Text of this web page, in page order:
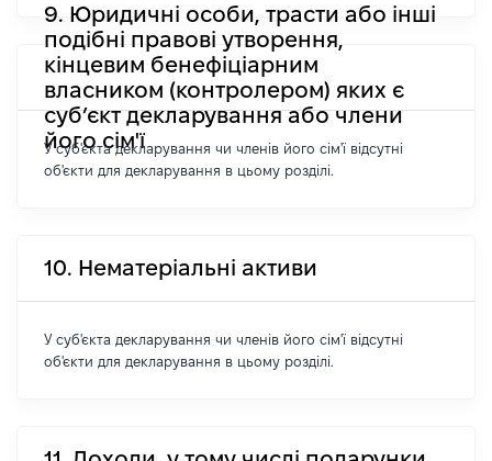
9. Юридичні особи, трасти або інші
подібні правові утворення,
кінцевим бенефіціарним
власником (контролером) яких є
суб’єкт декларування або члени
його сім'ї
У суб'єкта декларування чи членів його сім'ї відсутні
об'єкти для декларування в цьому розділі.
10. Нематеріальні активи
У суб'єкта декларування чи членів його сім'ї відсутні
об'єкти для декларування в цьому розділі.